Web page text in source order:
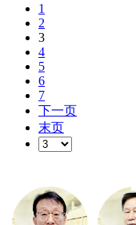
1
2
3
4
5
6
7
下一页
末页